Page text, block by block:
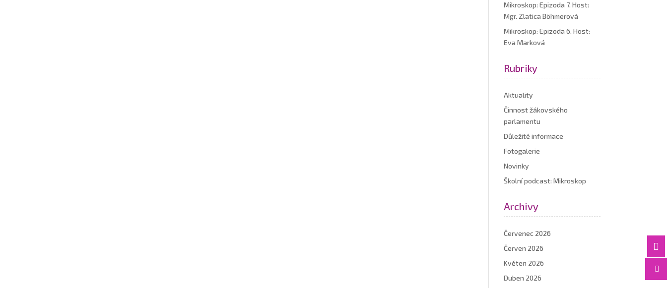


Mikroskop: Epizoda 7. Host:
Mgr. Zlatica Böhmerová
Mikroskop: Epizoda 6. Host:
Eva Marková
Rubriky
Aktuality
Činnost žákovského
parlamentu
Důležité informace
Fotogalerie
Novinky
Školní podcast: Mikroskop
Archivy
Červenec 2026
Červen 2026
Květen 2026
Duben 2026